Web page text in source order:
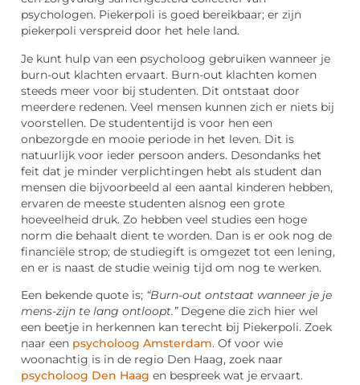
psychologen. Piekerpoli is goed bereikbaar; er zijn
piekerpoli verspreid door het hele land.
Je kunt hulp van een psycholoog gebruiken wanneer je
burn-out klachten ervaart. Burn-out klachten komen
steeds meer voor bij studenten. Dit ontstaat door
meerdere redenen. Veel mensen kunnen zich er niets bij
voorstellen. De studententijd is voor hen een
onbezorgde en mooie periode in het leven. Dit is
natuurlijk voor ieder persoon anders. Desondanks het
feit dat je minder verplichtingen hebt als student dan
mensen die bijvoorbeeld al een aantal kinderen hebben,
ervaren de meeste studenten alsnog een grote
hoeveelheid druk. Zo hebben veel studies een hoge
norm die behaalt dient te worden. Dan is er ook nog de
financiële strop; de studiegift is omgezet tot een lening,
en er is naast de studie weinig tijd om nog te werken.
Een bekende quote is; “Burn-out ontstaat wanneer je je
mens-zijn te lang ontloopt.”Degene die zich hier wel
een beetje in herkennen kan terecht bij Piekerpoli. Zoek
naar een psycholoog Amsterdam. Of voor wie
woonachtig is in de regio Den Haag, zoek naar
psycholoog Den Haag en bespreek wat je ervaart.